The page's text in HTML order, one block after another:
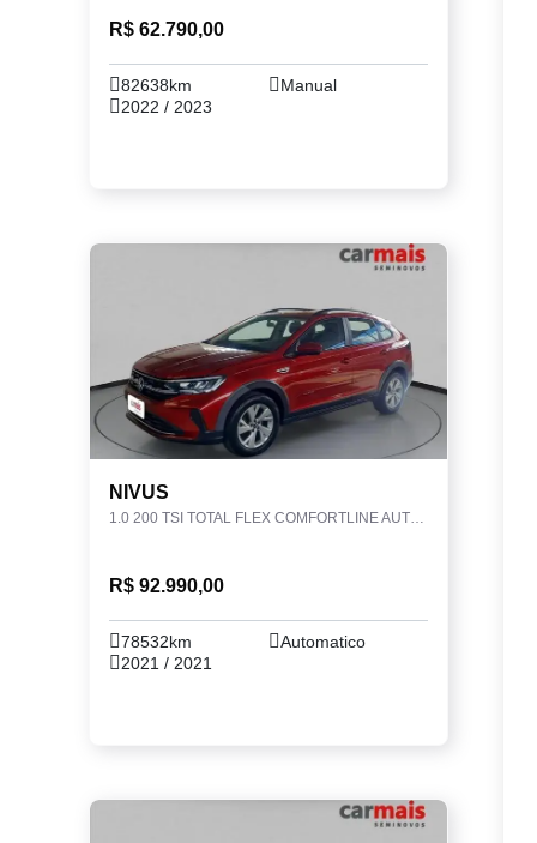
R$ 62.790,00
82638km
Manual
2022 / 2023
NIVUS
1.0 200 TSI TOTAL FLEX COMFORTLINE AUTOMÁTICO
R$ 92.990,00
78532km
Automatico
2021 / 2021